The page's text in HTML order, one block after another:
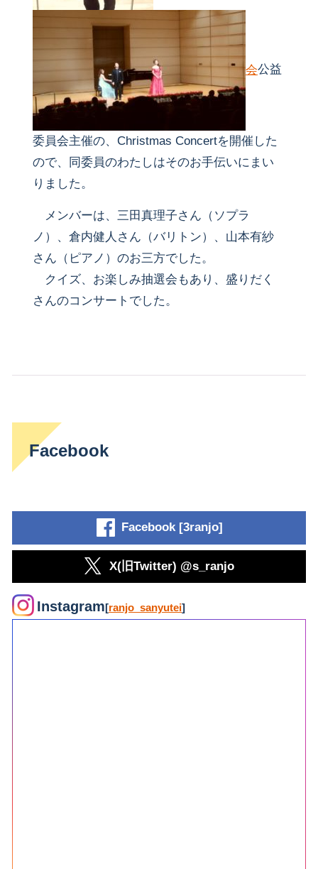
会公益
委員会主催の、Christmas Concertを開催した
ので、同委員のわたしはそのお手伝いにまい
りました。
メンバーは、三田真理子さん（ソプラ
ノ）、倉内健人さん（バリトン）、山本有紗
さん（ピアノ）のお三方でした。
クイズ、お楽しみ抽選会もあり、盛りだく
さんのコンサートでした。
Facebook
Facebook [3ranjo]
X(旧Twitter) @s_ranjo
Instagram[ranjo_sanyutei]